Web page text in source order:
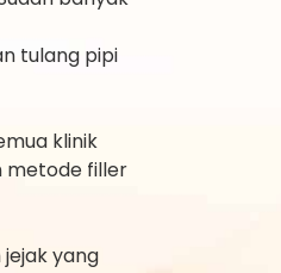
tulang pipi
klinik
metode filler
yang